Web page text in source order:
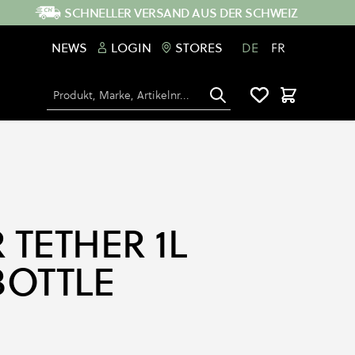
SCHNELLER VERSAND AUS DER SCHWEIZ
NEWS
LOGIN STORES DE FR
Suche Warenkorb
1L